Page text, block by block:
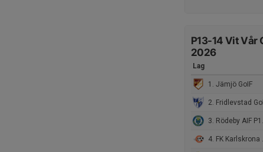
P13-14 Vit Vår
2026
Lag
1. Jämjö GoIF
2. Fridlevstad
3. Rödeby AIF P13 Blå
4. FK Karlskrona P2013 Svart